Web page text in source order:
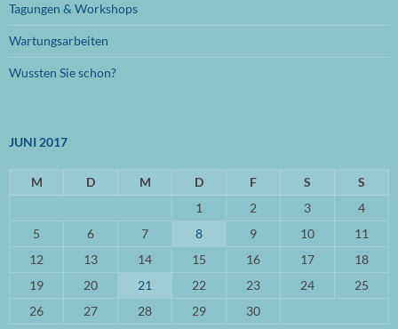
April 2022
März 2022
April 2021 (3)
März 2021 (3)
Tagungen & Workshops
Wartungsarbeiten
Wussten Sie schon?
JUNI 2017
M D M D F S
S
1
2 3
4
5
6 7 8 9 10
11
12
13 14 15 16 17
18
19
20 21 22 23 24
25
26
27 28 29 30